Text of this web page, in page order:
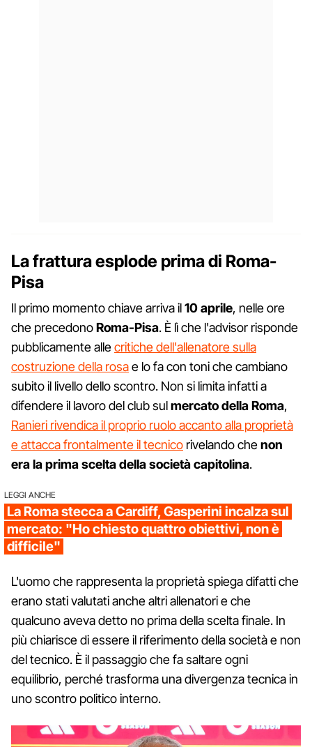
La frattura esplode prima di Roma-
Pisa
Il primo momento chiave arriva il10 aprile, nelle ore
che precedonoRoma-Pisa. È lì che l'advisor risponde
pubblicamente allecritiche dell'allenatore sulla
costruzione della rosae lo fa con toni che cambiano
subito il livello dello scontro. Non si limita infatti a
difendere il lavoro del club sulmercato della Roma,
Ranieri rivendica il proprio ruolo accanto alla proprietà
e attacca frontalmente il tecnico rivelando chenon
era la prima scelta della società capitolina.
LEGGI ANCHE
La Roma stecca a Cardiff, Gasperini incalza sul
mercato: "Ho chiesto quattro obiettivi, non è
difficile"
L'uomo che rappresenta la proprietà spiega difatti che
erano stati valutati anche altri allenatori e che
qualcuno aveva detto no prima della scelta finale. In
più chiarisce di essere il riferimento della società e non
del tecnico. È il passaggio che fa saltare ogni
equilibrio, perché trasforma una divergenza tecnica in
uno scontro politico interno.